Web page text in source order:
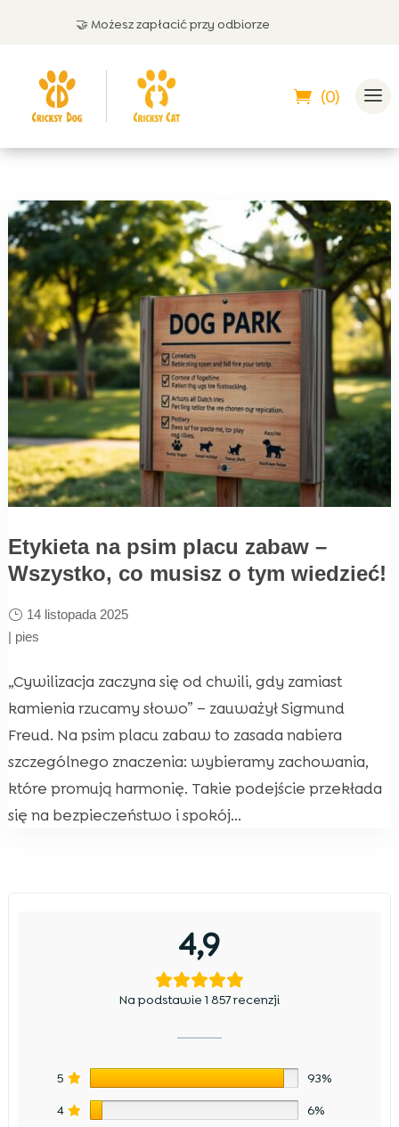
🤝 Możesz zapłacić przy odbiorze
(0)
Etykieta na psim placu zabaw –
Wszystko, co musisz o tym wiedzieć!
14 listopada 2025
| pies
„Cywilizacja zaczyna się od chwili, gdy zamiast
kamienia rzucamy słowo” – zauważył Sigmund
Freud. Na psim placu zabaw to zasada nabiera
szczególnego znaczenia: wybieramy zachowania,
które promują harmonię. Takie podejście przekłada
się na bezpieczeństwo i spokój...
4,9
Na podstawie 1 857 recenzji
5 93%
4 6%